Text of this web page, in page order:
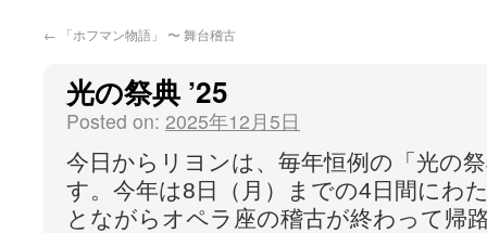
← 「ホフマン物語」 〜 舞台稽古
光の祭典 ’25
Posted on: 2025年12月5日
今日からリヨンは、毎年恒例の「光の
す。今年は8日（月）までの4日間にわ
とながらオペラ座の稽古が終わって帰